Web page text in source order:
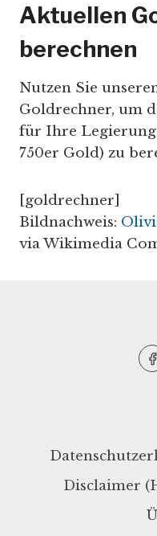
Aktuellen
berechnen
Nutzen Sie
Goldrechner, um
für Ihre
750er Gold) zu
[goldrechner]
Bildnachweis:
via Wikimedia
Disclaimer